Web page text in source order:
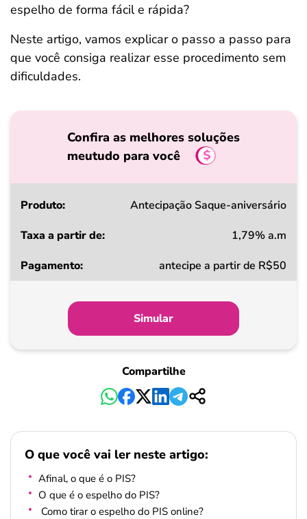
espelho de forma fácil e rápida?
Neste artigo, vamos explicar o passo a passo para
que você consiga realizar esse procedimento sem
dificuldades.
Confira as melhores soluções
meutudo para você
Produto
a
Pagamento
Antecipação Saque-aniversário
1,79% a.m
antecipe a partir de R$50
Simular
Compartilhe
O que você vai ler neste artigo:
Afinal, o que é o PIS?
O que é o espelho do PIS?
Como tirar o espelho do PIS online?